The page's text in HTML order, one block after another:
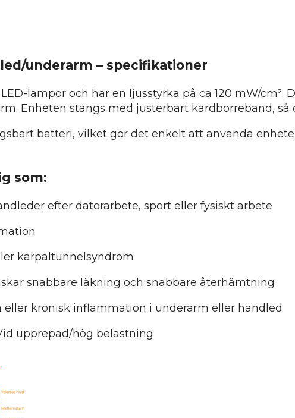
underarm – specifikationer
lampor och har en ljusstyrka på ca 120 mW/
Enheten stängs med justerbart kardborreband,
batteri, vilket gör det enkelt att använda
som:
efter datorarbete, sport eller fysiskt arbete
karpaltunnelsyndrom
snabbare läkning och snabbare återhämtning
eller kronisk inflammation i underarm eller handled
upprepad/hög belastning